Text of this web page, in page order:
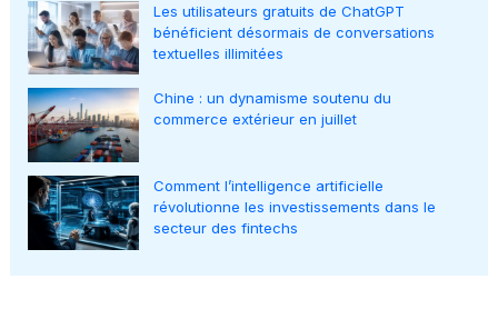
Les utilisateurs gratuits de ChatGPT
bénéficient désormais de conversations
textuelles illimitées
Chine : un dynamisme soutenu du
commerce extérieur en juillet
Comment l’intelligence artificielle
révolutionne les investissements dans le
secteur des fintechs